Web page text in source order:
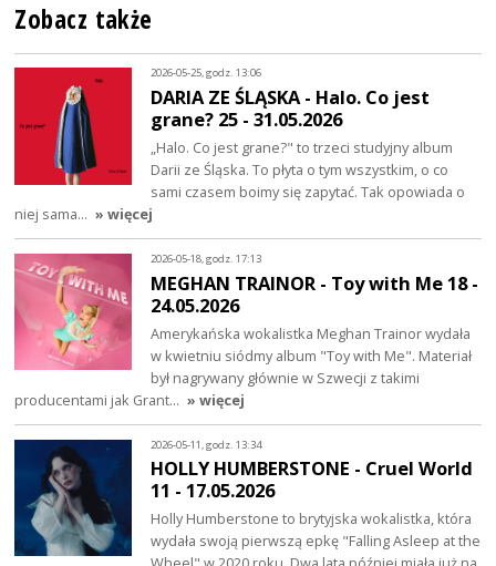
Zobacz także
2026-05-25, godz. 13:06
DARIA ZE ŚLĄSKA - Halo. Co jest
grane? 25 - 31.05.2026
„Halo. Co jest grane?" to trzeci studyjny album
Darii ze Śląska. To płyta o tym wszystkim, o co
sami czasem boimy się zapytać. Tak opowiada o
niej sama… » więcej
2026-05-18, godz. 17:13
MEGHAN TRAINOR - Toy with Me 18 -
24.05.2026
Amerykańska wokalistka Meghan Trainor wydała
w kwietniu siódmy album "Toy with Me". Materiał
był nagrywany głównie w Szwecji z takimi
producentami jak Grant… » więcej
2026-05-11, godz. 13:34
HOLLY HUMBERSTONE - Cruel World
11 - 17.05.2026
Holly Humberstone to brytyjska wokalistka, która
wydała swoją pierwszą epkę "Falling Asleep at the